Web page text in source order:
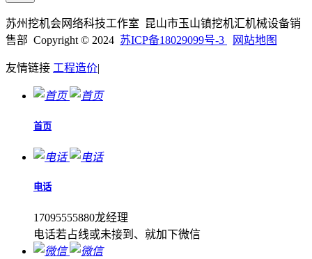
苏州挖机会网络科技工作室 昆山市玉山镇挖机汇机械设备销
售部 Copyright © 2024 苏ICP备18029099号-3 网站地图
友情链接 工程造价|
首页
电话
17095555880龙经理
电话若占线或未接到、就加下微信